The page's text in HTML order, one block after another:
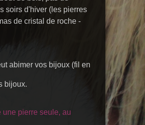
soirs d'hiver (les pierres
de cristal de roche -
abimer vos bijoux (fil en
bijoux.
une pierre seule, au